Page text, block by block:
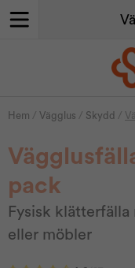
Hem / Vägglus / Skydd /
pack
Fysisk
eller möbler